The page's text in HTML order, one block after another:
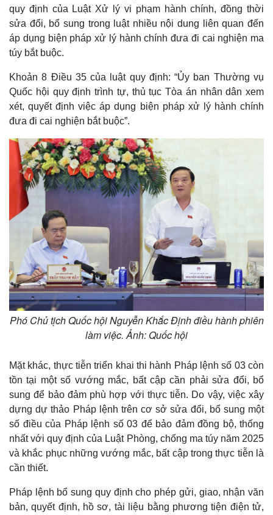
quy định của Luật Xử lý vi phạm hành chính, đồng thời
sửa đổi, bổ sung trong luật nhiều nội dung liên quan đến
áp dụng biện pháp xử lý hành chính đưa đi cai nghiện ma
túy bắt buộc.
Khoản 8 Điều 35 của luật quy định: “Ủy ban Thường vụ
Quốc hội quy định trình tự, thủ tục Tòa án nhân dân xem
xét, quyết định việc áp dụng biện pháp xử lý hành chính
đưa đi cai nghiện bắt buộc”.
Phó Chủ tịch Quốc hội Nguyễn Khắc Định điều hành phiên
làm việc. Ảnh: Quốc hội
Mặt khác, thực tiễn triển khai thi hành Pháp lệnh số 03 còn
tồn tại một số vướng mắc, bất cập cần phải sửa đổi, bổ
sung để bảo đảm phù hợp với thực tiễn. Do vậy, việc xây
dựng dự thảo Pháp lệnh trên cơ sở sửa đổi, bổ sung một
số điều của Pháp lệnh số 03 để bảo đảm đồng bộ, thống
nhất với quy định của Luật Phòng, chống ma túy năm 2025
và khắc phục những vướng mắc, bất cập trong thực tiễn là
cần thiết.
Pháp lệnh bổ sung quy định cho phép gửi, giao, nhận văn
bản, quyết định, hồ sơ, tài liệu bằng phương tiện điện tử,